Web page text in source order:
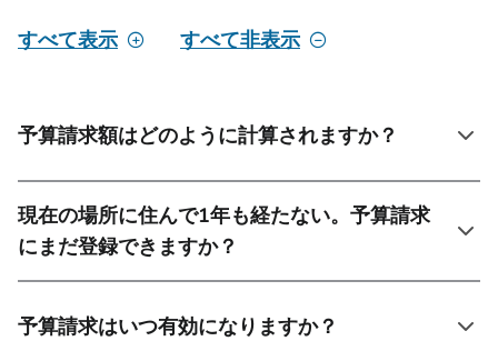
すべて表示 すべて非表示
予算請求額はどのように計算されますか？
現在の場所に住んで1年も経たない。予算請求
にまだ登録できますか？
予算請求はいつ有効になりますか？